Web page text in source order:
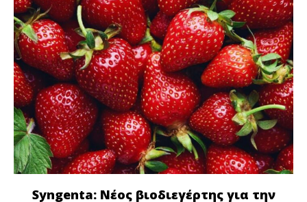
Syngenta: Νέος βιοδιεγέρτης για την